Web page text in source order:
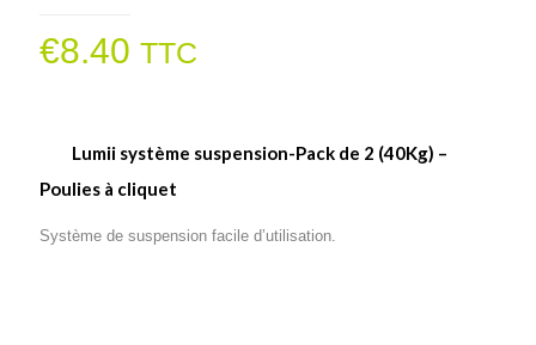
€8.40 TTC
Lumii système suspension-Pack de 2 (40Kg) –
Poulies à cliquet
Système de suspension facile d’utilisation.